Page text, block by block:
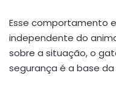
Esse comportamento
independente do
sobre a situação, o
segurança é a base